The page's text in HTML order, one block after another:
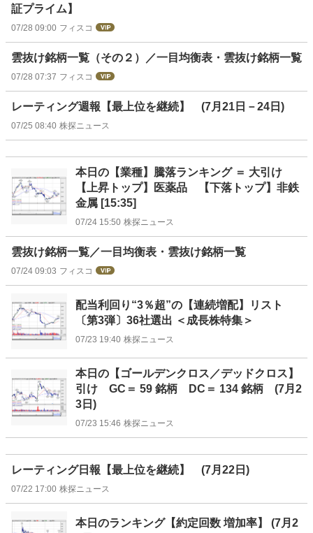
証プライム】
07/28 09:00 フィスコ
雲抜け銘柄一覧（その２）／一目均衡表・雲抜け銘柄一覧
07/28 07:37 フィスコ
レーティング週報【最上位を継続】 (7月21日－24日)
07/25 08:40 株探ニュース
本日の【業種】騰落ランキング ＝ 大引け
【上昇トップ】医薬品 【下落トップ】非鉄
金属 [15:35]
07/24 15:50 株探ニュース
雲抜け銘柄一覧／一目均衡表・雲抜け銘柄一覧
07/24 09:03 フィスコ
配当利回り“3％超”の【連続増配】リスト
〔第3弾〕36社選出 ＜成長株特集＞
07/23 19:40 株探ニュース
本日の【ゴールデンクロス／デッドクロス】
引け GC＝ 59 銘柄 DC＝ 134 銘柄 (7月2
3日)
07/23 15:46 株探ニュース
レーティング日報【最上位を継続】 (7月22日)
07/22 17:00 株探ニュース
本日のランキング【約定回数 増加率】 (7月2